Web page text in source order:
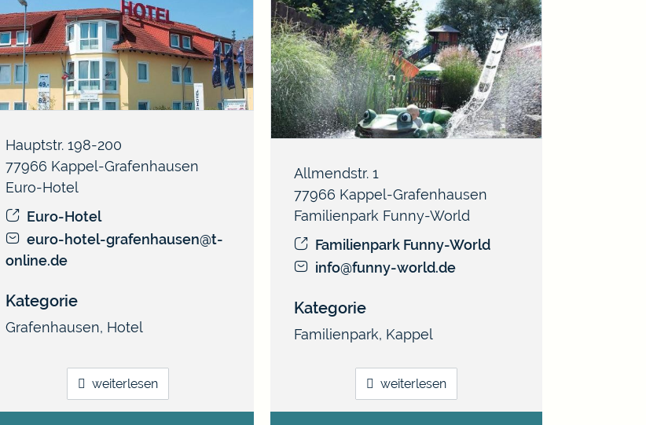
Euro-Hotel
Hauptstr. 198-200
77966 Kappel-Grafenhausen
Euro-Hotel
euro-hotel-grafenhausen@t-
online.de
Kategorie
Grafenhausen, Hotel
weiterlesen
Familienpark Funny-World
Allmendstr. 1
77966 Kappel-Grafenhausen
Familienpark Funny-World
info@funny-world.de
Kategorie
Familienpark, Kappel
weiterlesen